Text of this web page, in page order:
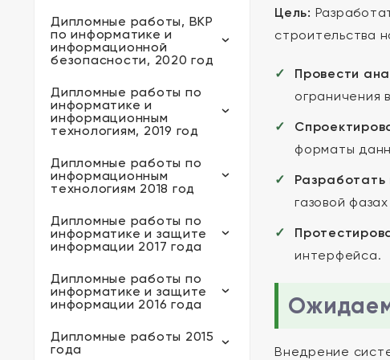
Дипломные работы, ВКР
по информатике и
информационной
безопасности, 2020 год
Дипломные работы по
информатике и
информационным
технологиям, 2019 год
Дипломные работы по
информационным
технологиям 2018 год
Дипломные работы по
информатике и защите
информации 2017 года
Дипломные работы по
информатике и защите
информации 2016 года
Дипломные работы 2015
года
Цель:
строительства
Провести
ограничения
форматы
Разработать
газовой
интерфейса.
Внедрение